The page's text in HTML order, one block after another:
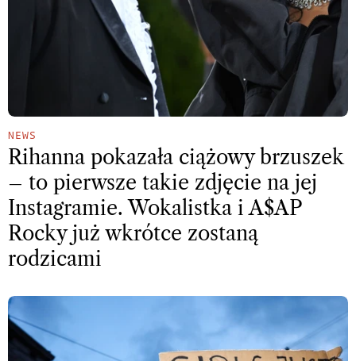
NEWS
Rihanna pokazała ciążowy brzuszek
– to pierwsze takie zdjęcie na jej
Instagramie. Wokalistka i A$AP
Rocky już wkrótce zostaną
rodzicami